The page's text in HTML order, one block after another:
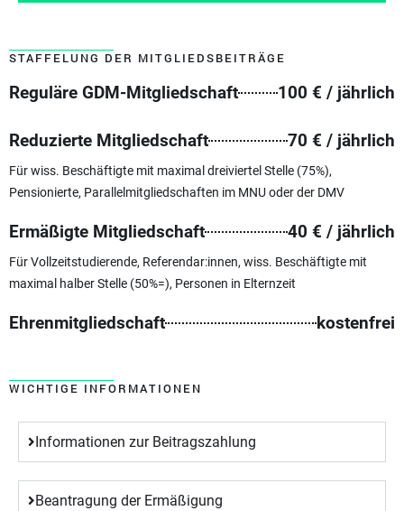
Mitglieder der GDM zahlen für den Besuch der
STAFFELUNG DER MITGLIEDSBEITRÄGE
Reguläre GDM-Mitgliedschaft 100 € / jährlich
Reduzierte Mitgliedschaft 70 € / jährlich
Für wiss. Beschäftigte mit maximal dreiviertel Stelle (75%),
Pensionierte, Parallelmitgliedschaften im MNU oder der DMV
Ermäßigte Mitgliedschaft 40 € / jährlich
Für Vollzeitstudierende, Referendar:innen, wiss. Beschäftigte mit
maximal halber Stelle (50%=), Personen in Elternzeit
Ehrenmitgliedschaft kostenfrei
WICHTIGE INFORMATIONEN
Informationen zur Beitragszahlung
Beantragung der Ermäßigung